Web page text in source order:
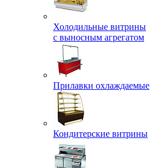
Холодильные витрины
с выносным агрегатом
Прилавки охлаждаемые
Кондитерские витрины